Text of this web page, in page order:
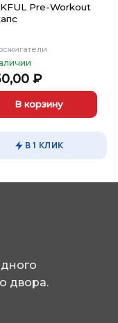
Pre-Workout
₽
В корзину
В 1 КЛИК
двора.